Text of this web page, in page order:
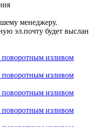
менеджеру.
эл.почту будет выслан